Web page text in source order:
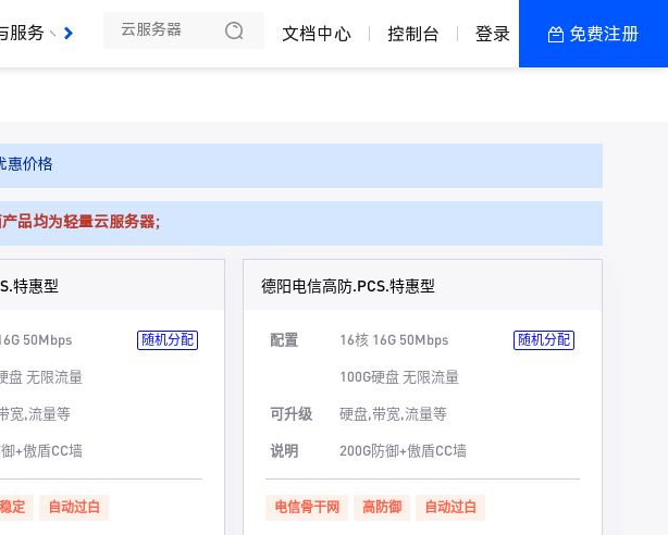
服务 了解我们
浙江宁波 · 电信
浙江绍兴 · 电信
文档中心 控制台 登录 免费注册
惠价格
品均为轻量云服务器；
特惠型
50Mbps 随机分配
盘 无限流量
宽,流量等
+傲盾CC墙
定 自动过白
德阳电信高防.PCS.特惠型
配置 16核 16G 50Mbps 随机分配
100G硬盘 无限流量
可升级
硬盘,带宽,流量等
说明
200G防御+傲盾CC墙
电信骨干网 高防御 自动过白